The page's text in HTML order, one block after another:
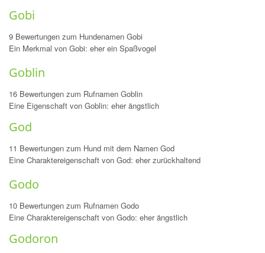
Gobi
9 Bewertungen zum Hundenamen Gobi
Ein Merkmal von Gobi: eher ein Spaßvogel
Goblin
16 Bewertungen zum Rufnamen Goblin
Eine Eigenschaft von Goblin: eher ängstlich
God
11 Bewertungen zum Hund mit dem Namen God
Eine Charaktereigenschaft von God: eher zurückhaltend
Godo
10 Bewertungen zum Rufnamen Godo
Eine Charaktereigenschaft von Godo: eher ängstlich
Godoron